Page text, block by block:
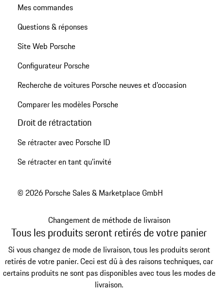
Mes commandes
Questions & réponses
Site Web Porsche
Configurateur Porsche
Recherche de voitures Porsche neuves et d'occasion
Comparer les modèles Porsche
Droit de rétractation
Se rétracter avec Porsche ID
Se rétracter en tant qu’invité
© 2026 Porsche Sales & Marketplace GmbH
Changement de méthode de livraison
Tous les produits seront retirés de votre panier
Si vous changez de mode de livraison, tous les produits seront
retirés de votre panier. Ceci est dû à des raisons techniques, car
certains produits ne sont pas disponibles avec tous les modes de
livraison.